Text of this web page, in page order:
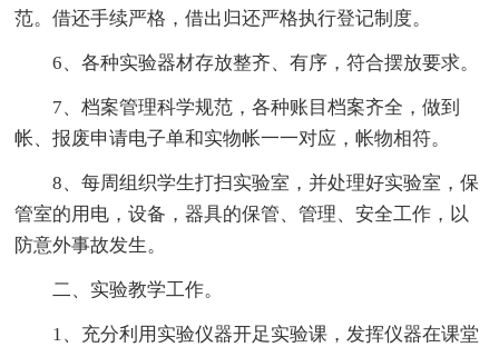
范。借还手续严格，借出归还严格执行登记制度。
6、各种实验器材存放整齐、有序，符合摆放要求。
7、档案管理科学规范，各种账目档案齐全，做到
帐、报废申请电子单和实物帐一一对应，帐物相符。
8、每周组织学生打扫实验室，并处理好实验室，保
管室的用电，设备，器具的保管、管理、安全工作，以
防意外事故发生。
二、实验教学工作。
1、充分利用实验仪器开足实验课，发挥仪器在课堂